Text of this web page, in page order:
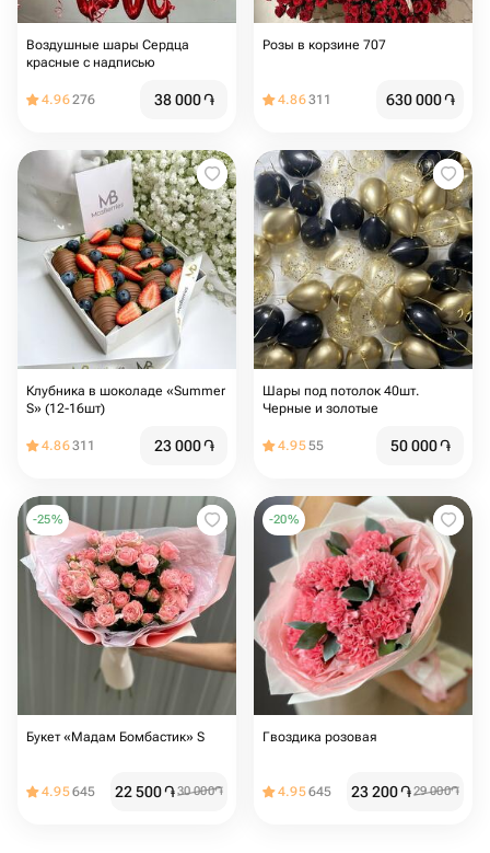
Воздушные шары Сердца
красные с надписью
4.96276 38 000֏
Розы в корзине 707
4.86311 630 000֏
Клубника в шоколаде «Summer
S» (12-16шт)
4.86311 23 000֏
Шары под потолок 40шт.
Черные и золотые
4.9555 50 000֏
-25%
Букет «Мадам Бомбастик» S
4.95645 22 500֏30 000֏
-20%
Гвоздика розовая
4.95645 23 200֏29 000֏